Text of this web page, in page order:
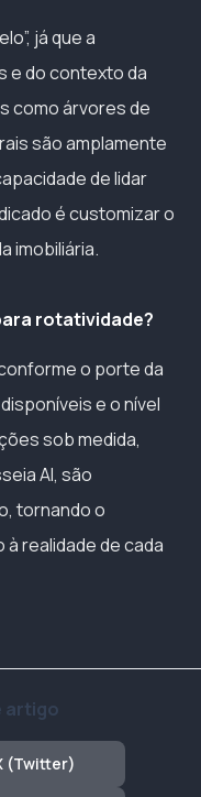
já que a
e do contexto da
como árvores de
são amplamente
de lidar
é customizar o
imobiliária.
rotatividade?
o porte da
e o nível
sob medida,
AI, são
tornando o
realidade de cada
artigo
(Twitter)